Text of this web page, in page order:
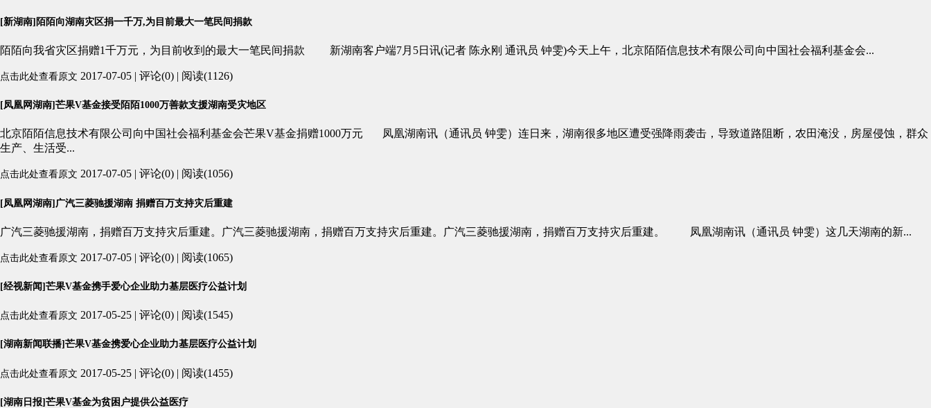
[新湖南]陌陌向湖南灾区捐一千万,为目前最大一笔民间捐款
陌陌向我省灾区捐赠1千万元，为目前收到的最大一笔民间捐款 新湖南客户端7月5日讯(记者 陈永刚 通讯员 钟雯)今天上午，北京陌陌信息技术有限公司向中国社会福利基金会...
点击此处查看原文 2017-07-05 | 评论(0) | 阅读(1126)
[凤凰网湖南]芒果V基金接受陌陌1000万善款支援湖南受灾地区
北京陌陌信息技术有限公司向中国社会福利基金会芒果V基金捐赠1000万元 凤凰湖南讯（通讯员 钟雯）连日来，湖南很多地区遭受强降雨袭击，导致道路阻断，农田淹没，房屋侵蚀，群众
生产、生活受...
点击此处查看原文 2017-07-05 | 评论(0) | 阅读(1056)
[凤凰网湖南]广汽三菱驰援湖南 捐赠百万支持灾后重建
广汽三菱驰援湖南，捐赠百万支持灾后重建。广汽三菱驰援湖南，捐赠百万支持灾后重建。广汽三菱驰援湖南，捐赠百万支持灾后重建。 凤凰湖南讯（通讯员 钟雯）这几天湖南的新...
点击此处查看原文 2017-07-05 | 评论(0) | 阅读(1065)
[经视新闻]芒果V基金携手爱心企业助力基层医疗公益计划
点击此处查看原文 2017-05-25 | 评论(0) | 阅读(1545)
[湖南新闻联播]芒果V基金携爱心企业助力基层医疗公益计划
点击此处查看原文 2017-05-25 | 评论(0) | 阅读(1455)
[湖南日报]芒果V基金为贫困户提供公益医疗